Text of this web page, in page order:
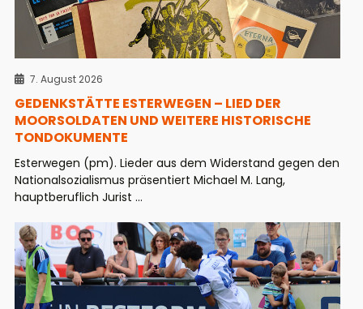
7. August 2026
GEDENKSTÄTTE ESTERWEGEN – LIED DER
MOORSOLDATEN UND WEITERE HISTORISCHE
TONDOKUMENTE
Esterwegen (pm). Lieder aus dem Widerstand gegen den
Nationalsozialismus präsentiert Michael M. Lang,
hauptberuflich Jurist ...